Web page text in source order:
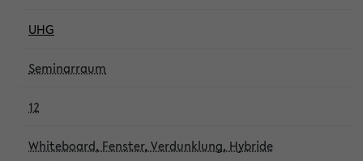
UHG
Seminarraum
12
Whiteboard, Fenster, Verdunklung, Hybride